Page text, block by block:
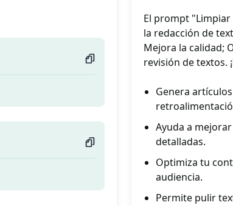
El prompt
la redacción de
Mejora la calidad;
revisión de textos.
Genera
Ayuda a
detalladas.
Optimiza tu
audiencia.
Permite pulir